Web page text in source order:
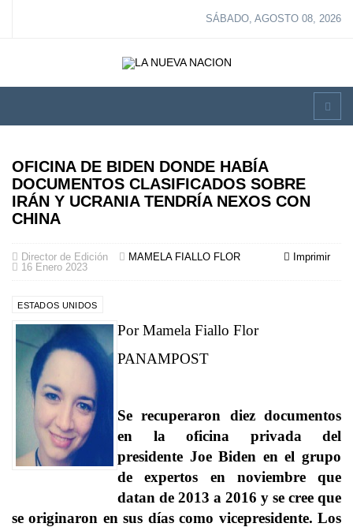
SÁBADO, AGOSTO 08, 2026
OFICINA DE BIDEN DONDE HABÍA
DOCUMENTOS CLASIFICADOS SOBRE
IRÁN Y UCRANIA TENDRÍA NEXOS CON
CHINA
Imprimir
Director de Edición
MAMELA FIALLO FLOR
16 Enero 2023
ESTADOS UNIDOS
Por Mamela Fiallo Flor
PANAMPOST
Se recuperaron diez documentos
en la oficina privada del
presidente Joe Biden en el grupo
de expertos en noviembre que
datan de 2013 a 2016 y se cree que
se originaron en sus días como vicepresidente. Los